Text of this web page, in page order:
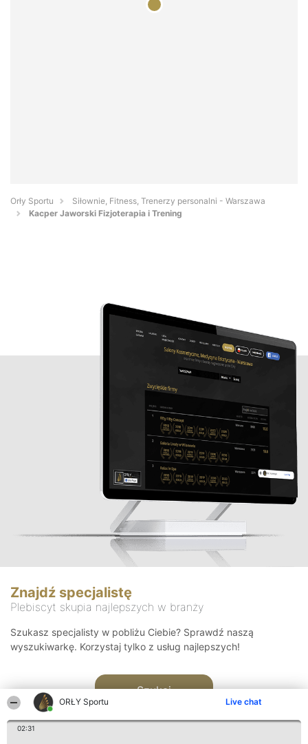
ORŁY Sportu Live chat
02:31
Orły Sportu
Siłownie, Fitness, Trenerzy personalni - Warszawa
Kacper Jaworski Fizjoterapia i Trening
Znajdź specjalistę
Plebiscyt skupia najlepszych w branży
Szukasz specjalisty w pobliżu Ciebie? Sprawdź naszą
wyszukiwarkę. Korzystaj tylko z usług najlepszych!
Szukaj